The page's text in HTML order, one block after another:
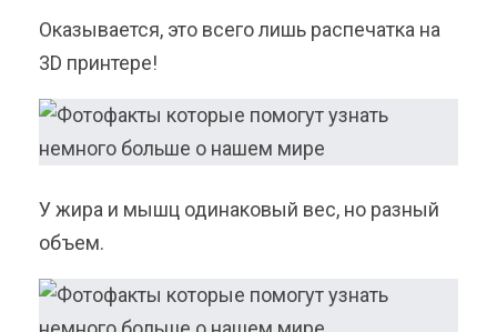
Оказывается, это всего лишь распечатка на
3D принтере!
У жира и мышц одинаковый вес, но разный
объем.